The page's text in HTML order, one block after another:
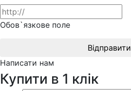
Обов`язкове поле
Відправити
Написати нам
Купити в 1 клік